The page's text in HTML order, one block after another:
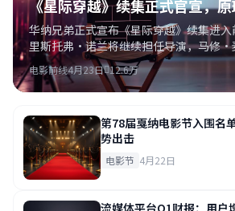
《星际穿越》续集正式官宣，
华纳兄弟正式宣布《星际穿越》续集进
里斯托弗·诺兰将继续担任导演，马修
瑟薇确认回归。
电影前线4月23日 12.6万
第78届戛纳电影节入围名
势出击
电影节 4月22日